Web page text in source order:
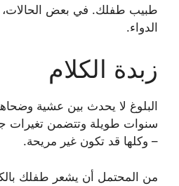
طبيب طفلك. في بعض الحالات،
الدواء.
زبدة الكلام
البلوغ لا يحدث بين عشية
سنوات طويلة وتتضمن تغيرات
– وكلها قد تكون غير مريحة.
من المحتمل أن يشعر طفلك